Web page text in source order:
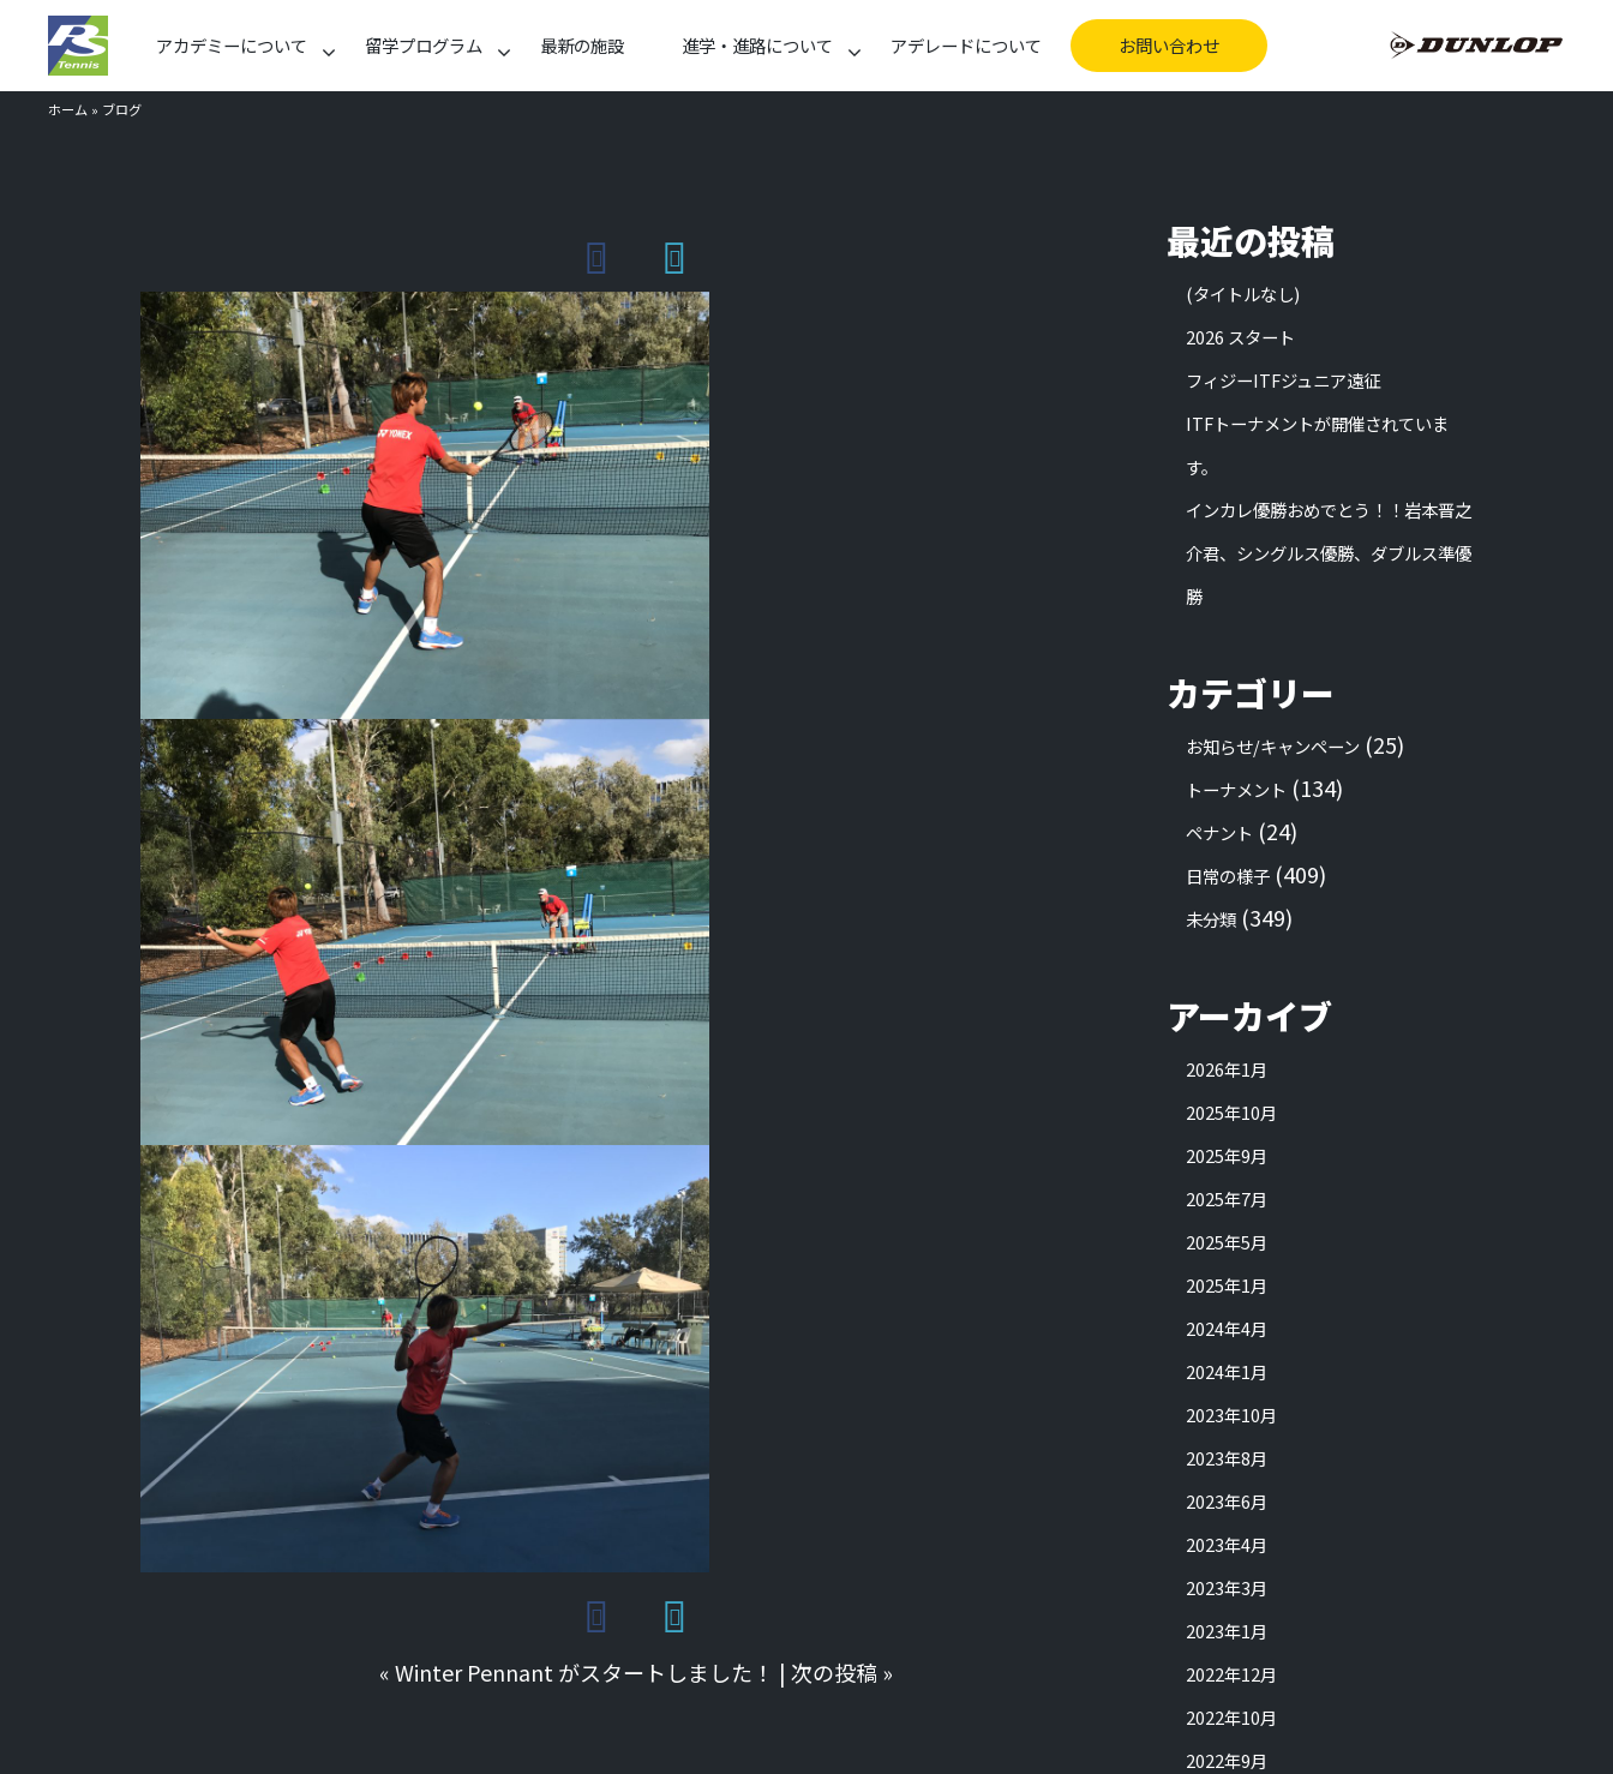
アカデミーについて 留学プログラム 最新の施設 進学・進路について アデレードについて お問い合わせ
ホーム » ブログ
«Winter Pennant がスタートしました！ | 次の投稿 »
最近の投稿
(タイトルなし)
2026 スタート
フィジーITFジュニア遠征
ITFトーナメントが開催されていま
す。
インカレ優勝おめでとう！！岩本晋之
介君、シングルス優勝、ダブルス準優
勝
カテゴリー
お知らせ/キャンペーン (25)
トーナメント (134)
ペナント (24)
日常の様子 (409)
未分類 (349)
アーカイブ
2026年1月
2025年10月
2025年9月
2025年7月
2025年5月
2025年1月
2024年4月
2024年1月
2023年10月
2023年8月
2023年6月
2023年4月
2023年3月
2023年1月
2022年12月
2022年10月
2022年9月